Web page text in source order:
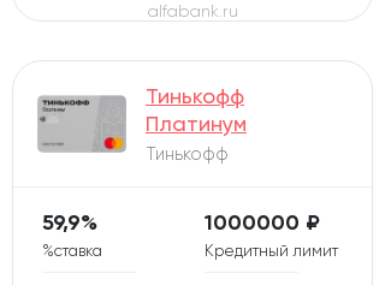
alfabank.ru
Тинькофф
Платинум
Тинькофф
%ставка
59,9%
Кредитный лимит
1000000 ₽